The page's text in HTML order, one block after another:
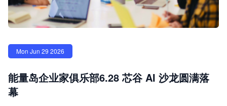
Mon Jun 29 2026
能量岛企业家俱乐部6.28 芯谷 AI 沙龙圆满落
幕